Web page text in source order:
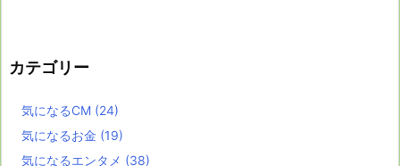
カテゴリー
気になるCM (24)
気になるお金 (19)
気になるエンタメ (38)